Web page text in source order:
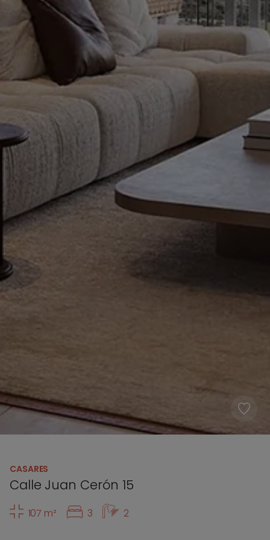
CASARES
Calle Juan Cerón 15
107 m² 3 2